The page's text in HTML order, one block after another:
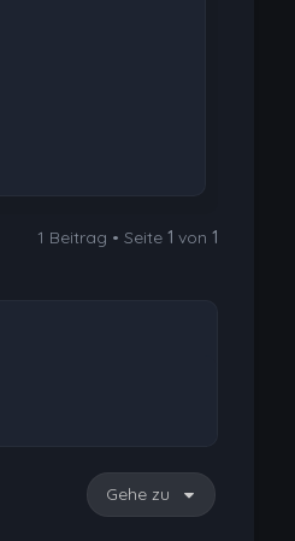
1 Beitrag • Seite1 von1
Gehe zu